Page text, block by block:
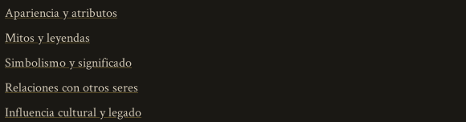
Apariencia y atributos
Mitos y leyendas
Simbolismo y significado
Relaciones con otros seres
Influencia cultural y legado